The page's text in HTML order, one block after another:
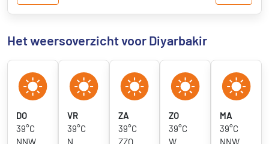
Het weersoverzicht voor Diyarbakir
DO
39°C
NNW
VR
39°C
N
ZA
39°C
ZZO
ZO
39°C
W
MA
39°C
NNW